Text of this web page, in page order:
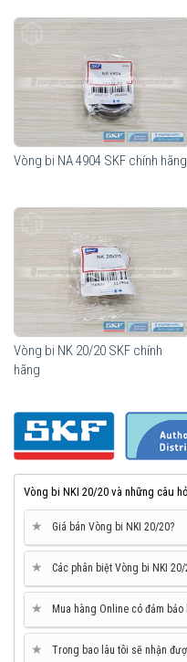
Vòng bi NA 4904 SKF chính hãng
Vòng bi NK 20/20 SKF chính
hãng
Vòng bi NKI 20/20 và những câu
★ Giá bán Vòng bi NKI 20/20?
★ Các phân biệt Vòng bi NKI
★ Mua hàng Online có đảm bảo
★ Trong bao lâu tôi sẽ nhận